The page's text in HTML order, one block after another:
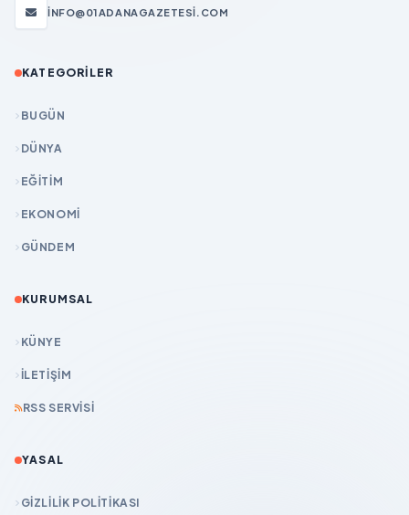
INFO@01ADANAGAZETESI.COM
KATEGORILER
BUGÜN
DÜNYA
EĞİTİM
EKONOMİ
GÜNDEM
KURUMSAL
KÜNYE
İLETIŞIM
RSS SERVISI
YASAL
GIZLILIK POLITIKASI